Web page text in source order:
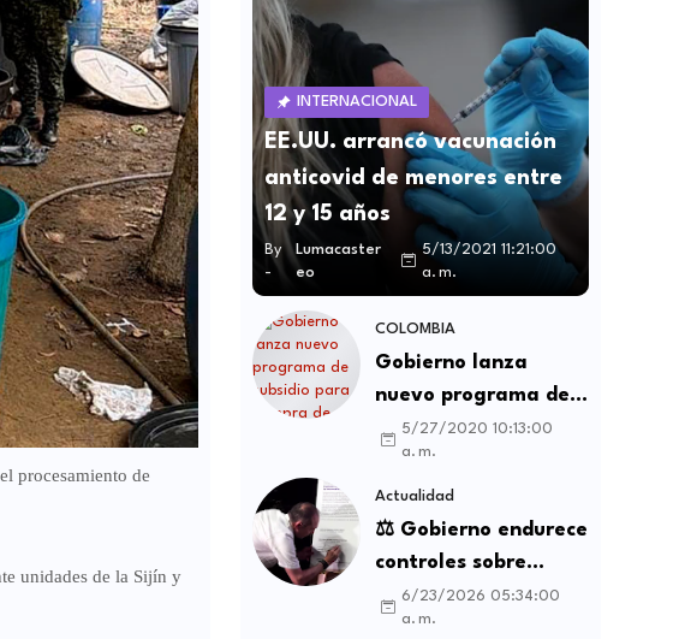
procesamiento de
unidades de la Sijín y
INTERNACIONAL
EE.UU. arrancó vacunación
anticovid de menores entre
12 y 15 años
By
-
Lumacaster
eo
5/13/2021 11:21:00
a. m.
COLOMBIA
Gobierno lanza
nuevo programa de
subsidio para compra
de vivienda VIS y no
VIS
5/27/2020 10:13:00
a. m.
Actualidad
⚖️ Gobierno endurece
controles sobre
contratos sindicales
y busca frenar la
6/23/2026 05:34:00
a. m.